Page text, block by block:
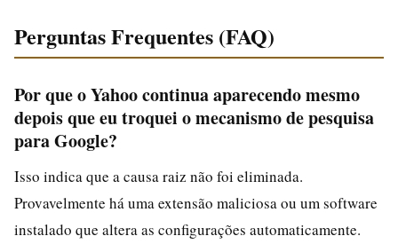
Perguntas Frequentes (FAQ)
Por que o Yahoo continua aparecendo mesmo
depois que eu troquei o mecanismo de pesquisa
para Google?
Isso indica que a causa raiz não foi eliminada.
Provavelmente há uma extensão maliciosa ou um software
instalado que altera as configurações automaticamente.